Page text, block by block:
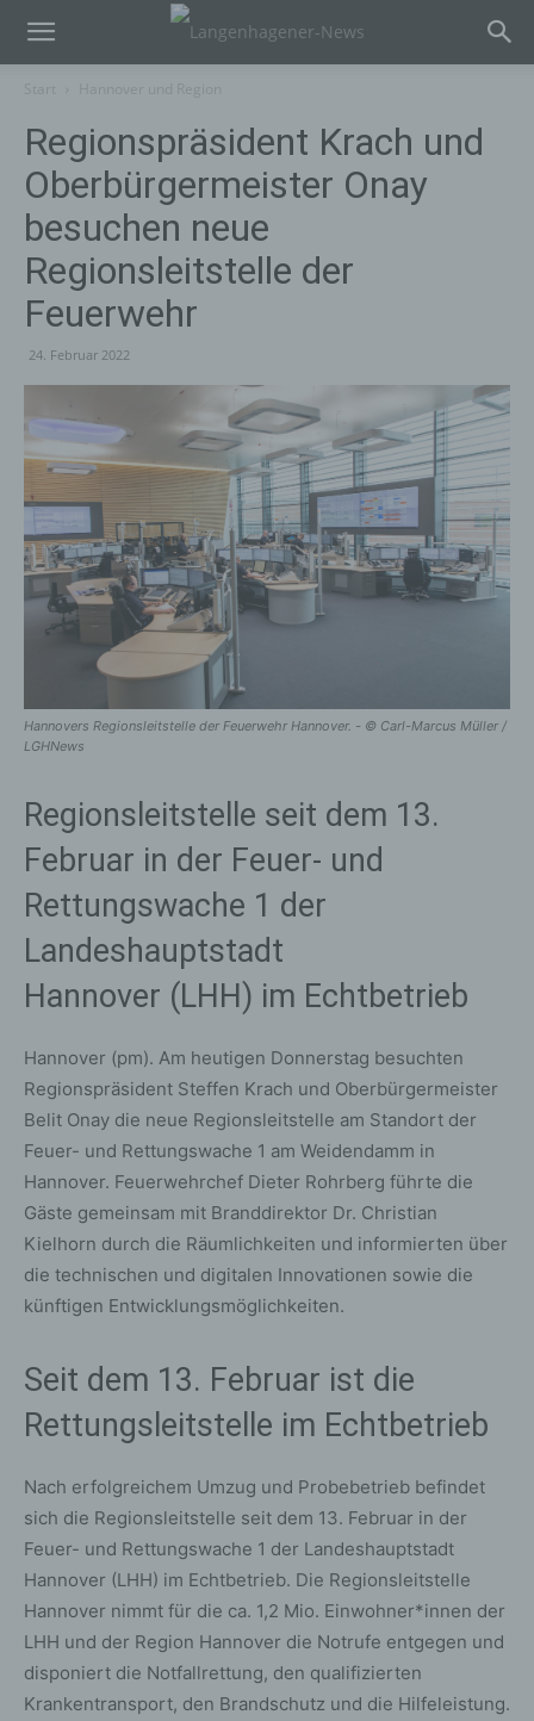
Regionspräsident Krach und
Oberbürgermeister Onay
besuchen neue
Regionsleitstelle der
Feuerwehr
24. Februar 2022
Hannovers Regionsleitstelle der Feuerwehr Hannover. - © Carl-Marcus Müller /
LGHNews
Regionsleitstelle seit dem 13.
Februar in der Feuer- und
Rettungswache 1 der
Landeshauptstadt
Hannover (LHH) im Echtbetrieb
Hannover (pm). Am heutigen Donnerstag besuchten
Regionspräsident Steffen Krach und Oberbürgermeister
Belit Onay die neue Regionsleitstelle am Standort der
Feuer- und Rettungswache 1 am Weidendamm in
Hannover. Feuerwehrchef Dieter Rohrberg führte die
Gäste gemeinsam mit Branddirektor Dr. Christian
Kielhorn durch die Räumlichkeiten und informierten über
die technischen und digitalen Innovationen sowie die
künftigen Entwicklungsmöglichkeiten.
Seit dem 13. Februar ist die
Rettungsleitstelle im Echtbetrieb
Nach erfolgreichem Umzug und Probebetrieb befindet
sich die Regionsleitstelle seit dem 13. Februar in der
Feuer- und Rettungswache 1 der Landeshauptstadt
Hannover (LHH) im Echtbetrieb. Die Regionsleitstelle
Hannover nimmt für die ca. 1,2 Mio. Einwohner*innen der
LHH und der Region Hannover die Notrufe entgegen und
disponiert die Notfallrettung, den qualifizierten
Krankentransport, den Brandschutz und die Hilfeleistung.